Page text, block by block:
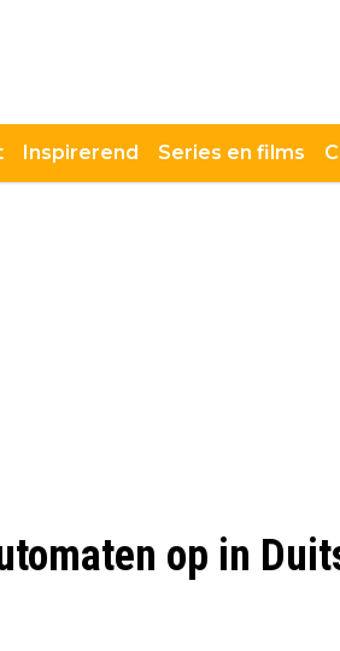
Inspirerend Series en films
op in